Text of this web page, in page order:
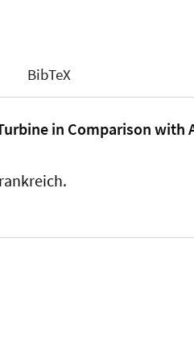
BibTeX
in Comparison with